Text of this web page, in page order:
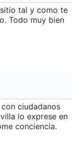
tal y como te
Todo muy bien
ciudadanos
lo exprese en
conciencia.